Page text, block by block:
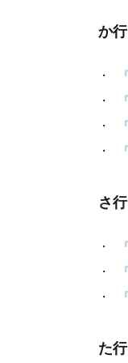
か行
さ行
た行